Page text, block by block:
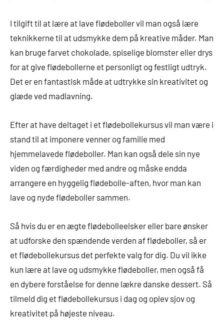
I tilgift til at lære at lave flødeboller vil man også lære
teknikkerne til at udsmykke dem på kreative måder. Man
kan bruge farvet chokolade, spiselige blomster eller drys
for at give flødebollerne et personligt og festligt udtryk.
Det er en fantastisk måde at udtrykke sin kreativitet og
glæde ved madlavning.
Efter at have deltaget i et flødebollekursus vil man være i
stand til at imponere venner og familie med
hjemmelavede flødeboller. Man kan også dele sin nye
viden og færdigheder med andre og måske endda
arrangere en hyggelig flødebolle-aften, hvor man kan
lave og nyde flødeboller sammen.
Så hvis du er en ægte flødebolleelsker eller bare ønsker
at udforske den spændende verden af flødeboller, så er
et flødebollekursus det perfekte valg for dig. Du vil ikke
kun lære at lave og udsmykke flødeboller, men også få
en dybere forståelse for denne lækre danske dessert. Så
tilmeld dig et flødebollekursus i dag og oplev sjov og
kreativitet på højeste niveau.